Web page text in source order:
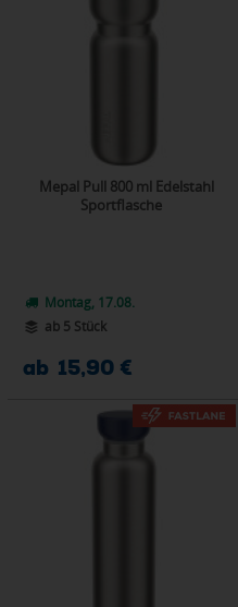
Mepal Pull 800 ml Edelstahl
Sportflasche
Montag, 17.08.
ab 5 Stück
ab 15,90 €